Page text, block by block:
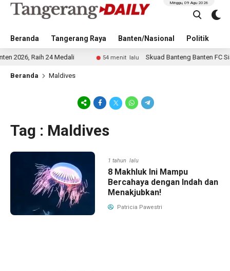
Beranda Tangerang Raya Banten/Nasional Politik
Minggu, 09 Agu 2026
Raih 24 Medali 54 menit lalu Skuad Banteng Banten FC Siap
Beranda Maldives
Tag : Maldives
1 tahun lalu
8 Makhluk Ini Mampu
Bercahaya dengan Indah dan
Menakjubkan!
Patricia Pawestri